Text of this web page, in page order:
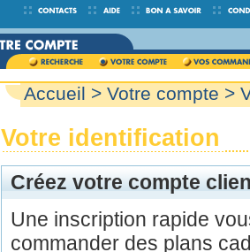
Accueil > Votre compte >
Votre identification
Créez votre compte
Une inscription rapide
commander des plans